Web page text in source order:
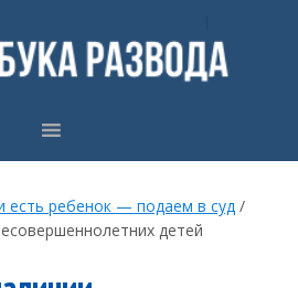
есть ребенок — подаем в суд /
детей